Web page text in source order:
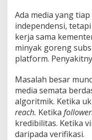
Ada media yang
independensi,
kerja sama
minyak goreng
platform.
Masalah besar
media semata
algoritmik. Ketika
reach. Ketika
kredibilitas. Ketika
daripada verifikasi.